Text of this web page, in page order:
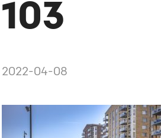
103
2022-04-08